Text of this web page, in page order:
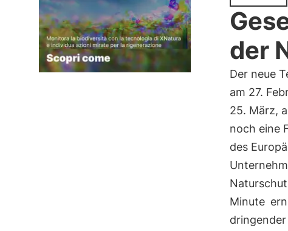
der
Der neue
am 27.
25. März,
noch eine
des
Minute